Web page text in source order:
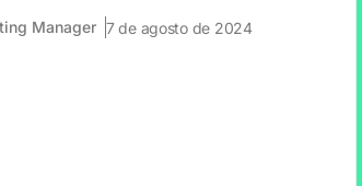
Manager 7 de agosto de 2024